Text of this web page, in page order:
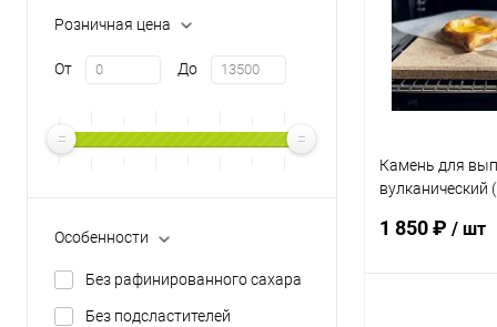
Розничная цена
От До
Особенности
Без рафинированного сахара
Без подсластителей
В избранное
Камень для
вулканический
(33х39х2)
1 850 ₽ / шт